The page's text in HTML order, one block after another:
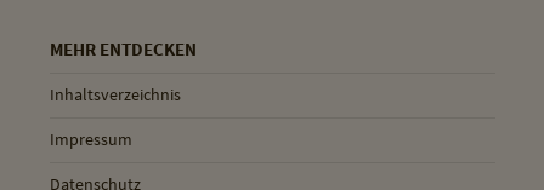
MEHR ENTDECKEN
Inhaltsverzeichnis
Impressum
Datenschutz